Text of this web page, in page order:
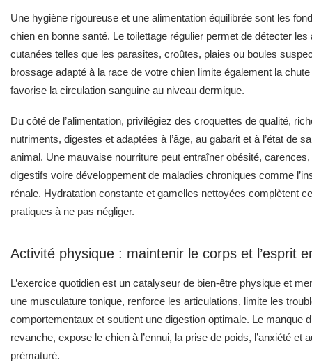
Une hygiène rigoureuse et une alimentation équilibrée sont les
chien en bonne santé. Le toilettage régulier permet de détecter les
cutanées telles que les parasites, croûtes, plaies ou boules
brossage adapté à la race de votre chien limite également la
favorise la circulation sanguine au niveau dermique.
Du côté de l’alimentation, privilégiez des croquettes de qualité,
nutriments, digestes et adaptées à l’âge, au gabarit et à l’état de
animal. Une mauvaise nourriture peut entraîner obésité,
digestifs voire développement de maladies chroniques comme
rénale. Hydratation constante et gamelles nettoyées complètent
pratiques à ne pas négliger.
Activité physique : maintenir le corps et l’esprit
L’exercice quotidien est un catalyseur de bien-être physique et
une musculature tonique, renforce les articulations, limite les
comportementaux et soutient une digestion optimale. Le manque
revanche, expose le chien à l’ennui, la prise de poids, l’anxiété et
prématuré.